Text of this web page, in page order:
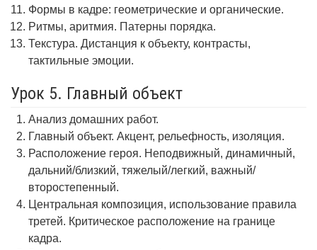
Формы в кадре: геометрические и органические.
Ритмы, аритмия. Патерны порядка.
Текстура. Дистанция к объекту, контрасты,
тактильные эмоции.
Урок 5. Главный объект
Анализ домашних работ.
Главный объект. Акцент, рельефность, изоляция.
Расположение героя. Неподвижный, динамичный,
дальний/близкий, тяжелый/легкий, важный/
второстепенный.
Центральная композиция, использование правила
третей. Критическое расположение на границе
кадра.